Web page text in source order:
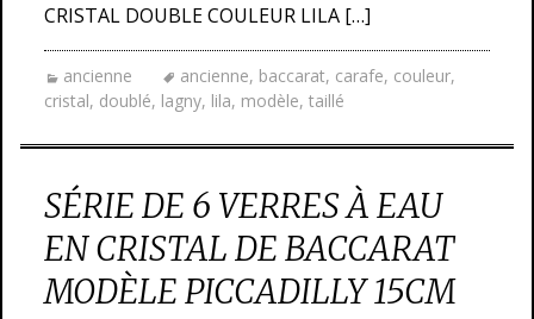
CRISTAL DOUBLE COULEUR LILA […]
ancienne ancienne, baccarat, carafe, couleur,
cristal, doublé, lagny, lila, modèle, taillé
SÉRIE DE 6 VERRES À EAU
EN CRISTAL DE BACCARAT
MODÈLE PICCADILLY 15CM